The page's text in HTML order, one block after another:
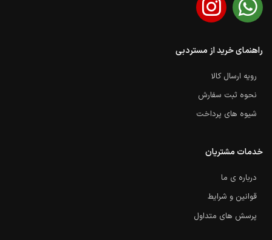
راهنمای خرید از مستردبی
رویه ارسال کالا
نحوه ثبت سفارش
شیوه های پرداخت
خدمات مشتریان
درباره ی ما
قوانین و شرایط
پرسش های متداول